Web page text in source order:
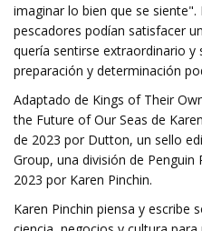
imaginar lo bien que se
pescadores podían satisfacer
quería sentirse extraordinario
preparación y determinación
Adaptado de Kings of Their
the Future of Our Seas de
de 2023 por Dutton, un sello
Group, una división de
2023 por Karen Pinchin.
Karen Pinchin piensa y escribe